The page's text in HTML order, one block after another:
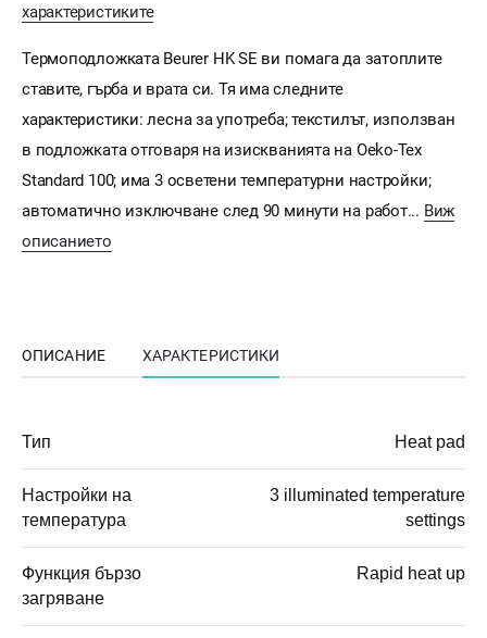
характеристиките
Термоподложката Beurer HK SE ви помага да затоплите
ставите, гърба и врата си. Тя има следните
характеристики: лесна за употреба; текстилът, използван
в подложката отговаря на изискванията на Oeko-Tex
Standard 100; има 3 осветени температурни настройки;
автоматично изключване след 90 минути на работ... Виж
описанието
ОПИСАНИЕ ХАРАКТЕРИСТИКИ
Тип Heat pad
Настройки на
температура
3 illuminated temperature
settings
Функция бързо
загряване
Rapid heat up